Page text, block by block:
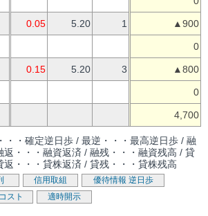
0.05 5.20 1 ▲900
0
0.15 5.20 3 ▲800
0
4,700
・・確定逆日歩 / 最逆・・・最高逆日歩 / 融
返・・・融資返済 / 融残・・・融資残高 / 貸
返・・・貸株返済 / 貸残・・・貸株残高
信用取組 優待情報 逆日歩
スト 適時開示